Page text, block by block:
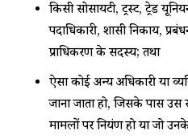
किसी सोसायटी, ट्रस्ट, ट्रेड
पदाधिकारी, शासी निकाय,
प्राधिकरण के सदस्य; तथा
ऐसा कोई अन्य अधिकारी या
जाना जाता हो, जिसके पास उस
मामलों पर नियंत्रण हो या जो